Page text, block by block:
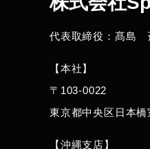
代表取締役：髙島
【本社】
〒103‐0022
東京都中央区日本
【沖縄支店】